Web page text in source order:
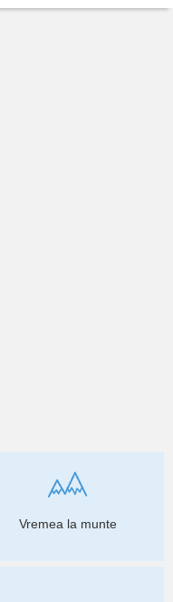
Vremea la munte